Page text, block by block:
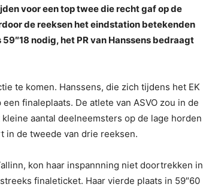
voor een top twee die recht gaf op de
de reeksen het eindstation betekenden
nodig, het PR van Hanssens bedraagt
te komen. Hanssens, die zich tijdens het EK
finaleplaats. De atlete van ASVO zou in de
aantal deelneemsters op de lage horden
in de tweede van drie reeksen.
kon haar inspannning niet doortrekken in
finaleticket. Haar vierde plaats in 59″60